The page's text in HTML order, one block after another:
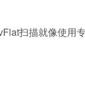
扫描就像使用